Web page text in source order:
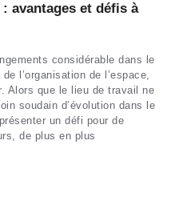
avantages et défis à
considérable dans le
l’organisation de l’espace,
Alors que le lieu de travail ne
soudain d’évolution dans le
un défi pour de
de plus en plus